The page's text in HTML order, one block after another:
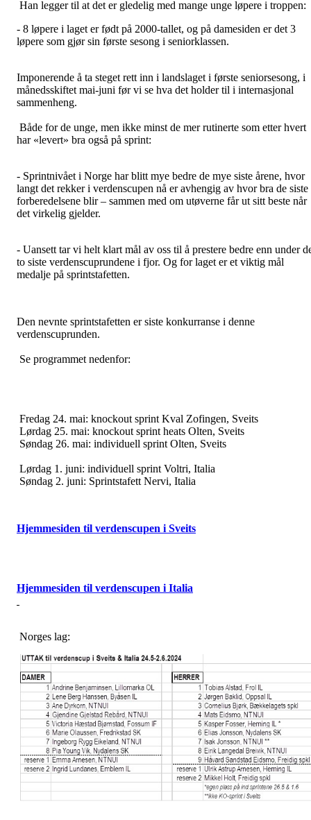
Han legger til at det er gledelig med mange unge løpere i troppen:
- 8 løpere i laget er født på 2000-tallet, og på damesiden er det 3
løpere som gjør sin første sesong i seniorklassen.
Imponerende å ta steget rett inn i landslaget i første seniorsesong, i
månedsskiftet mai-juni før vi se hva det holder til i internasjonal
sammenheng.
Både for de unge, men ikke minst de mer rutinerte som etter hvert
har «levert» bra også på sprint:
- Sprintnivået i Norge har blitt mye bedre de mye siste årene, hvor
langt det rekker i verdenscupen nå er avhengig av hvor bra de siste
forberedelsene blir – sammen med om utøverne får ut sitt beste når
det virkelig gjelder.
- Uansett tar vi helt klart mål av oss til å prestere bedre enn under
to siste verdenscuprundene i fjor. Og for laget er et viktig mål
medalje på sprintstafetten.
Den nevnte sprintstafetten er siste konkurranse i denne
verdenscuprunden.
Se programmet nedenfor:
Fredag 24. mai: knockout sprint Kval Zofingen, Sveits
Lørdag 25. mai: knockout sprint heats Olten, Sveits
Søndag 26. mai: individuell sprint Olten, Sveits
Lørdag 1. juni: individuell sprint Voltri, Italia
Søndag 2. juni: Sprintstafett Nervi, Italia
Hjemmesiden til verdenscupen i Sveits
Hjemmesiden til verdenscupen i Italia
Norges lag: